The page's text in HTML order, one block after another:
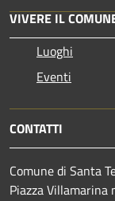
VIVERE IL
Luoghi
Eventi
CONTATTI
Comune di Santa
Piazza Villamarina